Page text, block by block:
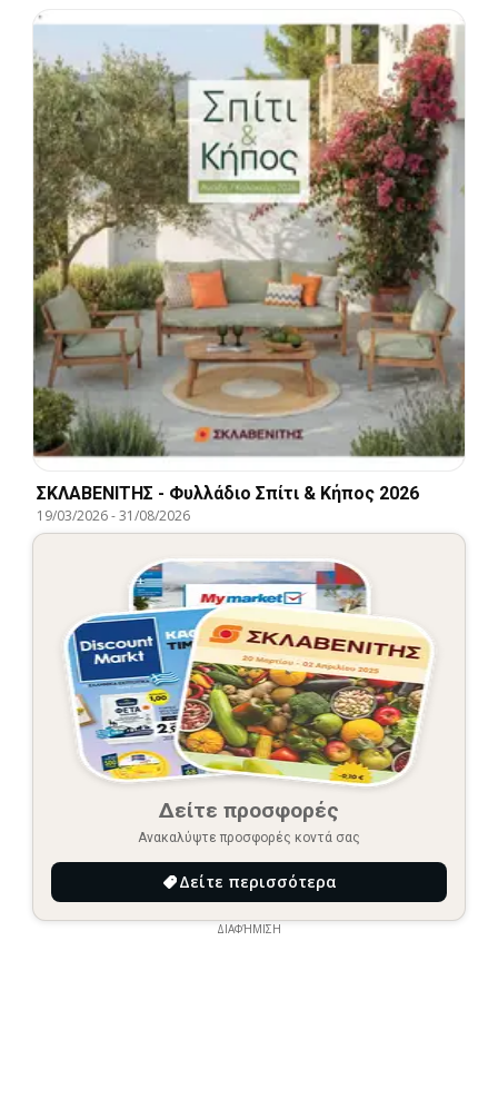
ΣΚΛΑΒΕΝΙΤΗΣ - Φυλλάδιο Σπίτι & Κήπος 2026
19/03/2026-31/08/2026
Δείτε προσφορές
Ανακαλύψτε προσφορές κοντά σας
Δείτε περισσότερα
ΔΙΑΦΉΜΙΣΗ